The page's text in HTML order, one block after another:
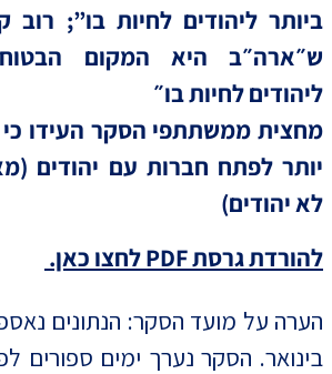
ביותר ליהודים לחיות בו”; רוב
ש״ארה״ב היא המקום
ליהודים לחיות בו״
מחצית ממשתתפי הסקר העידו
יותר לפתח חברות עם יהודים
לא יהודים)
להורדת גרסת PDF לחצו כאן.
בינואר. הסקר נערך ימים ספורים